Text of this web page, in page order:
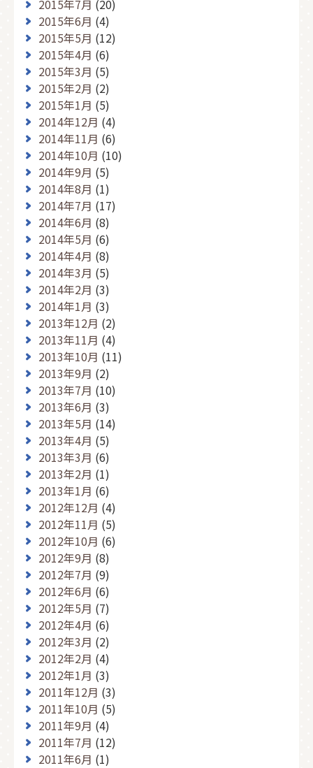
2015年7月 (20)
2015年6月 (4)
2015年5月 (12)
2015年4月 (6)
2015年3月 (5)
2015年2月 (2)
2015年1月 (5)
2014年12月 (4)
2014年11月 (6)
2014年10月 (10)
2014年9月 (5)
2014年8月 (1)
2014年7月 (17)
2014年6月 (8)
2014年5月 (6)
2014年4月 (8)
2014年3月 (5)
2014年2月 (3)
2014年1月 (3)
2013年12月 (2)
2013年11月 (4)
2013年10月 (11)
2013年9月 (2)
2013年7月 (10)
2013年6月 (3)
2013年5月 (14)
2013年4月 (5)
2013年3月 (6)
2013年2月 (1)
2013年1月 (6)
2012年12月 (4)
2012年11月 (5)
2012年10月 (6)
2012年9月 (8)
2012年7月 (9)
2012年6月 (6)
2012年5月 (7)
2012年4月 (6)
2012年3月 (2)
2012年2月 (4)
2012年1月 (3)
2011年12月 (3)
2011年10月 (5)
2011年9月 (4)
2011年7月 (12)
2011年6月 (1)